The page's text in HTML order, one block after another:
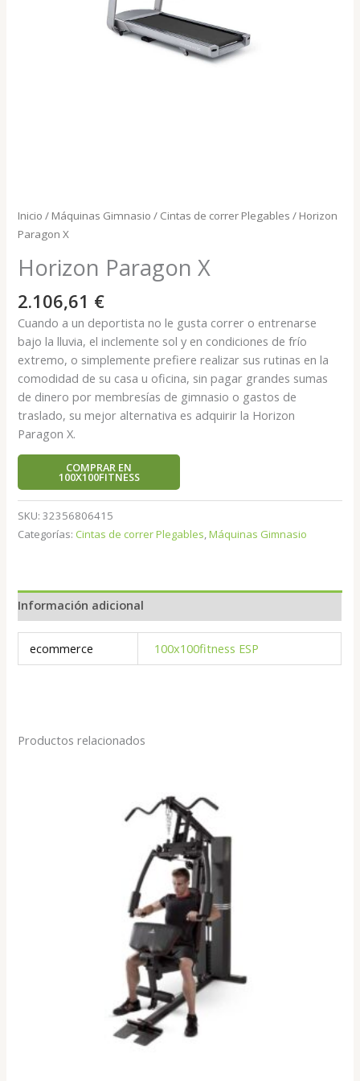
Inicio / Máquinas Gimnasio / Cintas de correr Plegables / Horizon
Paragon X
Horizon Paragon X
2.106,61 €
Cuando a un deportista no le gusta correr o entrenarse
bajo la lluvia, el inclemente sol y en condiciones de frío
extremo, o simplemente prefiere realizar sus rutinas en la
comodidad de su casa u oficina, sin pagar grandes sumas
de dinero por membresías de gimnasio o gastos de
traslado, su mejor alternativa es adquirir la Horizon
Paragon X.
COMPRAR EN
100X100FITNESS
SKU:32356806415
Categorías: Cintas de correr Plegables,Máquinas Gimnasio
Información adicional
ecommerce 100x100fitness ESP
Productos relacionados